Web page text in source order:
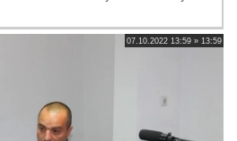
07.10.2022 13:59 » 13:59